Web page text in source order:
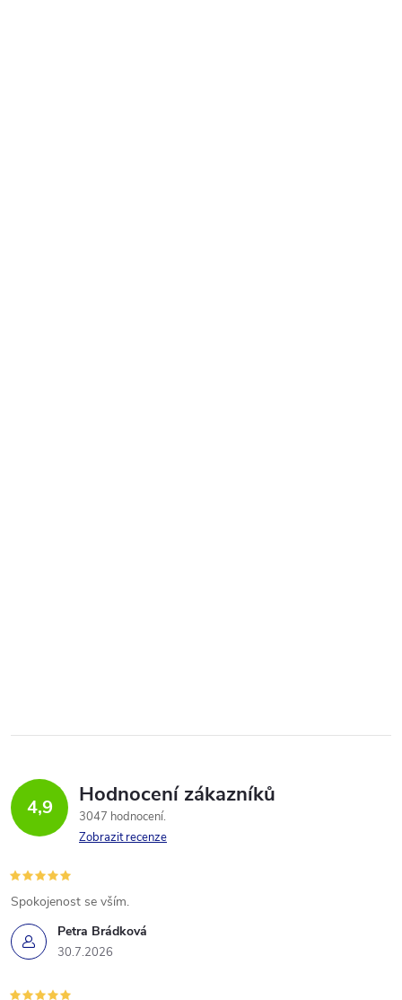
4,9 Hodnocení zákazníků
3047 hodnocení
Zobrazit recenze
Petra Brádková
30.7.2026
Spokojenost se vším.